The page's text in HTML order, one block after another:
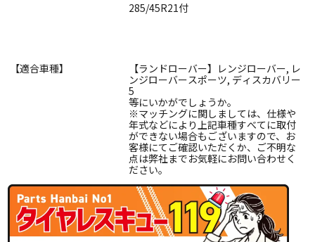
285/45R21付
【適合車種】
【ランドローバー】レンジローバー, レ
ンジローバースポーツ, ディスカバリー
5
等にいかがでしょうか。
※マッチングに関しましては、仕様や
年式などにより上記車種すべてに取付
ができない場合もございますので、お
客様にてご確認いただくか、ご不明な
点は弊社までお気軽にお問い合わせく
ださい。